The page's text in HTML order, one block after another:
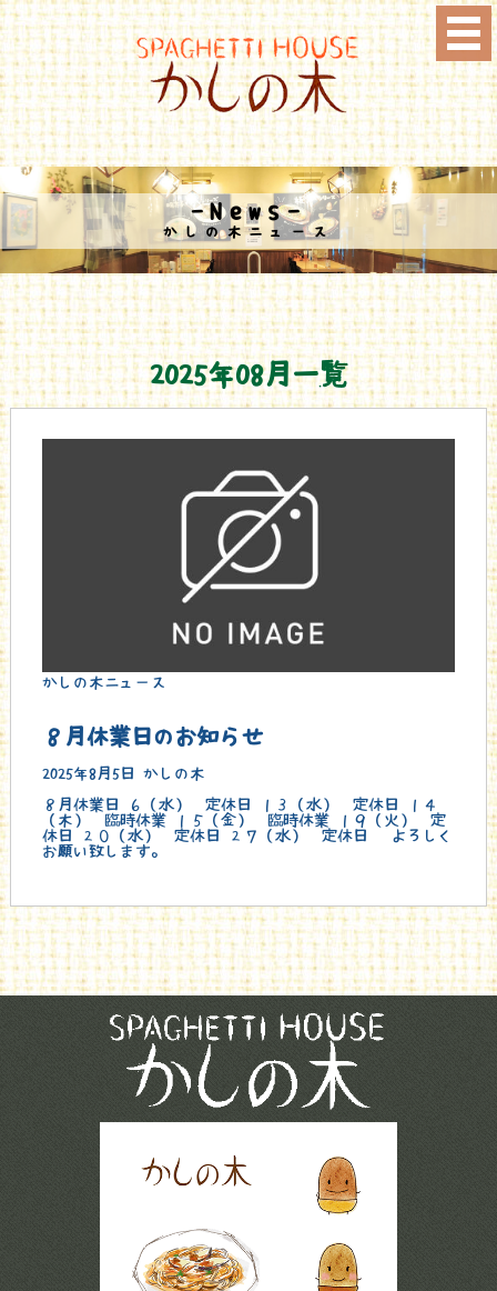
-News-
かしの木ニュース
2025年08月一覧
かしの木ニュース
８月休業日のお知らせ
2025年8月5日 かしの木
８月休業日 ６（水） 定休日 １３（水） 定休日 １４
（木） 臨時休業 １５（金） 臨時休業 １９（火） 定
休日 ２０（水） 定休日 ２７（水） 定休日 よろしく
お願い致します。